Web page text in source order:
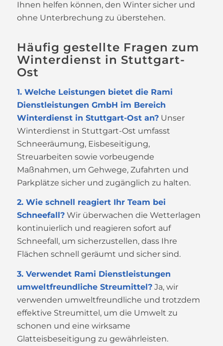
Ihnen helfen können, den Winter sicher und
ohne Unterbrechung zu überstehen.
Häufig gestellte Fragen zum
Winterdienst in Stuttgart-
Ost
1. Welche Leistungen bietet die Rami
Dienstleistungen GmbH im Bereich
Winterdienst in Stuttgart-Ost an?Unser
Winterdienst in Stuttgart-Ost umfasst
Schneeräumung, Eisbeseitigung,
Streuarbeiten sowie vorbeugende
Maßnahmen, um Gehwege, Zufahrten und
Parkplätze sicher und zugänglich zu halten.
2. Wie schnell reagiert Ihr Team bei
Schneefall?Wir überwachen die Wetterlagen
kontinuierlich und reagieren sofort auf
Schneefall, um sicherzustellen, dass Ihre
Flächen schnell geräumt und sicher sind.
3. Verwendet Rami Dienstleistungen
umweltfreundliche Streumittel?Ja, wir
verwenden umweltfreundliche und trotzdem
effektive Streumittel, um die Umwelt zu
schonen und eine wirksame
Glatteisbeseitigung zu gewährleisten.